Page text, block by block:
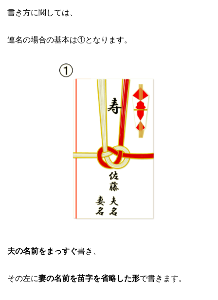
書き方に関しては、
連名の場合の基本は①となります。
夫の名前をまっすぐ書き、
その左に妻の名前を苗字を省略した形で書きます。